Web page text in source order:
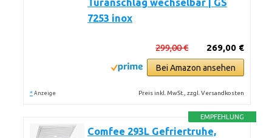
Türanschlag wechselbar | GS
7253 inox
269,00 €
299,00 €
Bei Amazon ansehen
* Anzeige Preis inkl. MwSt., zzgl. Versandkosten
EMPFEHLUNG
Comfee 293L Gefriertruhe,